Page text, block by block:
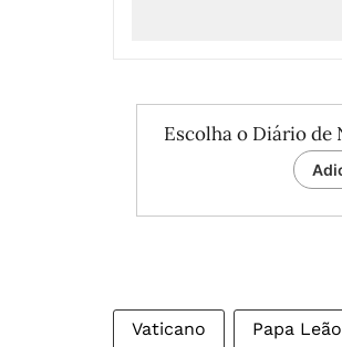
Escolha o Diário
Vaticano Papa